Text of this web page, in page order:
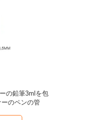
ナーの管の液体
とびん詰めに